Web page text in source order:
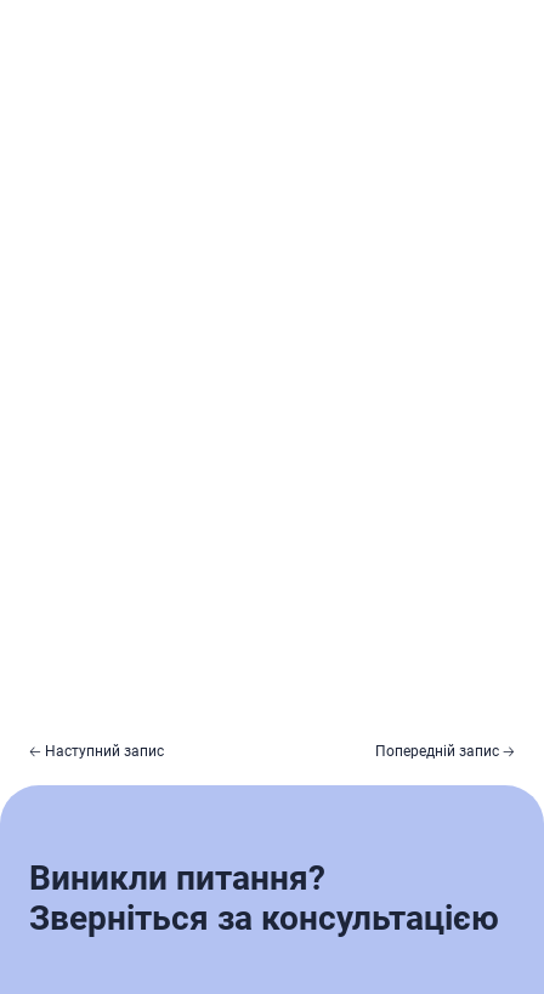
🡠 Наступний запис Попередній запис 🡢
Виникли питання?
Зверніться за консультацією